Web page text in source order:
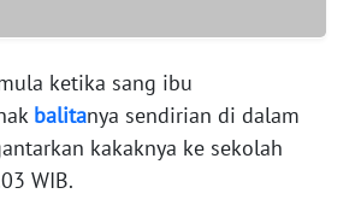
ketika sang ibu
balitanya sendirian di dalam
kakaknya ke sekolah
WIB.